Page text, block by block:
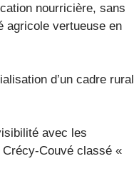
nourricière, sans
agricole vertueuse en
d’un cadre rural
avec les
Couvé classé «